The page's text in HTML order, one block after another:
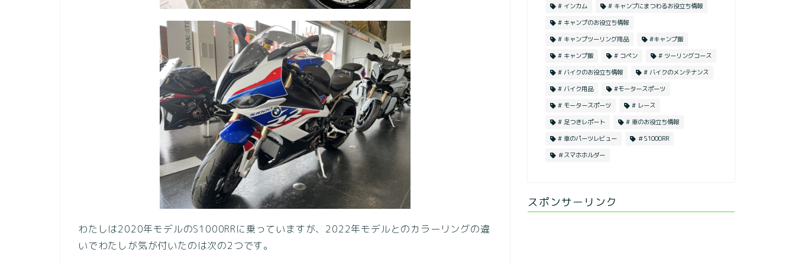
わたしは2020年モデルのS1000RRに乗っていますが、2022年モデルとのカラーリングの違
いでわたしが気が付いたのは次の2つです。
# インカム
# キャンプにまつわるお役立ち情報
# キャンプのお役立ち情報
# キャンプツーリング用品
#キャンプ飯
# キャンプ飯
# コペン
# ツーリングコース
# バイクのお役立ち情報
# バイクのメンテナンス
# バイク用品
#モータースポーツ
# モータースポーツ
# レース
# 足つきレポート
# 車のお役立ち情報
# 車のパーツレビュー
＃S1000RR
＃スマホホルダー
スポンサーリンク